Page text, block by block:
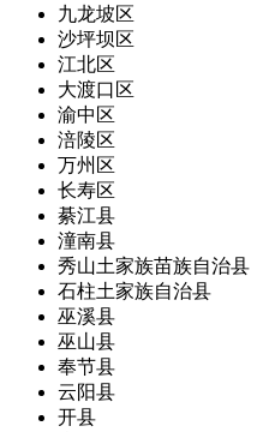
九龙坡区
沙坪坝区
江北区
大渡口区
渝中区
涪陵区
万州区
长寿区
綦江县
潼南县
秀山土家族苗族自治县
石柱土家族自治县
巫溪县
巫山县
奉节县
云阳县
开县